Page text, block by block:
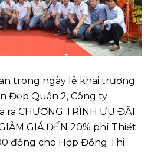
trong ngày lễ khai trương
Đẹp Quận 2, Công ty
ra CHƯƠNG TRÌNH ƯU ĐÃI
GIÁ ĐẾN 20% phí Thiết
đồng cho Hợp Đồng Thi